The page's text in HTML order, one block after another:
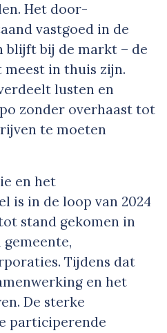
Het door-
vastgoed in de
blijft bij de markt – de
in thuis zijn.
lusten en
zonder overhaast tot
te moeten
en het
is in de loop van 2024
stand gekomen in
Tijdens dat
en het
De sterke
participerende